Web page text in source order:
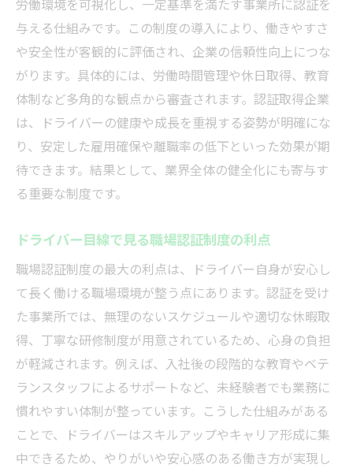
与える仕組みです。この制度の導入により、働きやすさ
や安全性が客観的に評価され、企業の信頼性向上につな
がります。具体的には、労働時間管理や休日取得、教育
体制など多角的な観点から審査されます。認証取得企業
は、ドライバーの健康や成長を重視する姿勢が明確にな
り、安定した雇用確保や離職率の低下といった効果が期
待できます。結果として、業界全体の健全化にも寄与す
る重要な制度です。
ドライバー目線で見る職場認証制度の利点
職場認証制度の最大の利点は、ドライバー自身が安心し
て長く働ける職場環境が整う点にあります。認証を受け
た事業所では、無理のないスケジュールや適切な休暇取
得、丁寧な研修制度が用意されているため、心身の負担
が軽減されます。例えば、入社後の段階的な教育やベテ
ランスタッフによるサポートなど、未経験者でも業務に
慣れやすい体制が整っています。こうした仕組みがある
ことで、ドライバーはスキルアップやキャリア形成に集
中できるため、やりがいや安心感のある働き方が実現し